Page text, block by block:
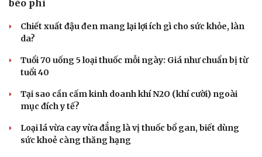
béo phì
Chiết xuất đậu đen mang lại lợi ích gì cho sức khỏe, làn
da?
Tuổi 70 uống 5 loại thuốc mỗi ngày: Giá như chuẩn bị từ
tuổi 40
Tại sao cần cấm kinh doanh khí N2O (khí cười) ngoài
mục đích y tế?
Loại lá vừa cay vừa đắng là vị thuốc bổ gan, biết dùng
sức khoẻ càng thăng hạng